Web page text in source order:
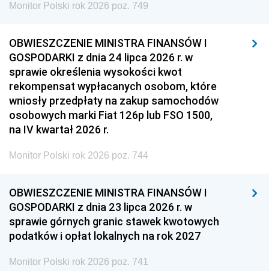
Monitor Polski rok 2026 poz. 749
OBWIESZCZENIE MINISTRA FINANSÓW I
GOSPODARKI z dnia 24 lipca 2026 r. w
sprawie określenia wysokości kwot
rekompensat wypłacanych osobom, które
wniosły przedpłaty na zakup samochodów
osobowych marki Fiat 126p lub FSO 1500,
na IV kwartał 2026 r.
Monitor Polski rok 2026 poz. 744
OBWIESZCZENIE MINISTRA FINANSÓW I
GOSPODARKI z dnia 23 lipca 2026 r. w
sprawie górnych granic stawek kwotowych
podatków i opłat lokalnych na rok 2027
Monitor Polski rok 2026 poz. 741